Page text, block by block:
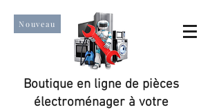
Nouveau
Boutique en ligne de pièces
électroménager à votre